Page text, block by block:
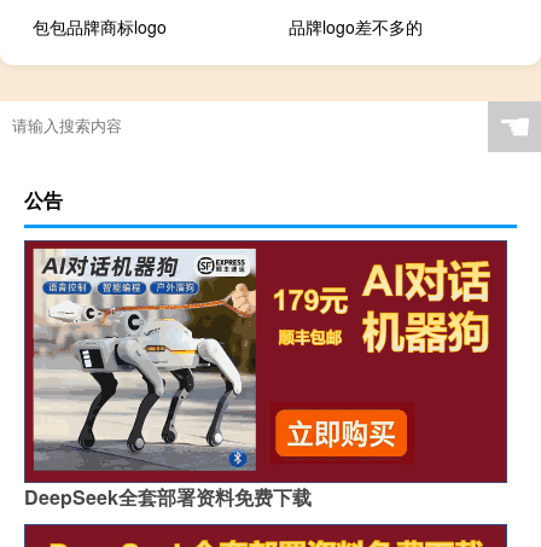
包包品牌商标logo
品牌logo差不多的
☚
公告
DeepSeek全套部署资料免费下载